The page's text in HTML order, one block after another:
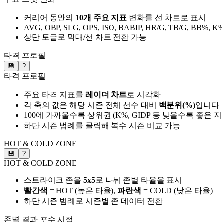
커리어 동안의 10개 주요 지표 변화를 선 차트로 표시
AVG, OBP, SLG, OPS, ISO, BABIP, HR/G, TB/G, BB%,
상단 토글로 막대/선 차트 전환 가능
타격 프로필
💾 ?
타격 프로필
주요 타격 지표를 레이더 차트로 시각화
각 축의 값은 해당 시즌 전체 선수 대비 백분위(%)입니다
100에 가까울수록 상위권 (K%, GIDP 등 낮을수록 좋은
하단 시즌 범례를 클릭해 복수 시즌 비교 가능
HOT & COLD ZONE
💾 ?
HOT & COLD ZONE
스트라이크 존을 5x5로 나눠 존별 타율을 표시
빨간색 = HOT (높은 타율), 파란색 = COLD (낮은 타율)
하단 시즌 범례로 시즌별 존 데이터 전환
존별 결과 포수 시점